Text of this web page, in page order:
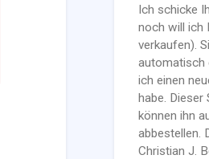
Ich schicke
noch will ich
verkaufen).
automatisch
ich einen
habe. Dieser
können ihn
abbestellen.
Christian J.